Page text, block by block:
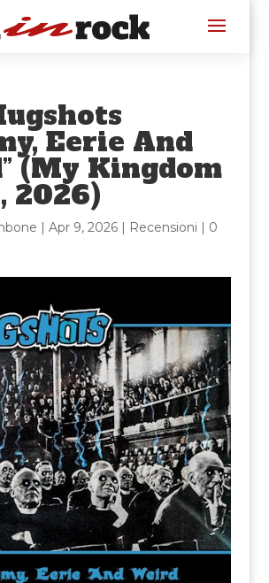
Eerie And
(My Kingdom
2026)
| Apr 9, 2026| Recensioni | 0